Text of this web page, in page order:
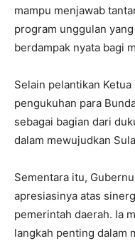
mampu menjawab
program unggulan
berdampak nyata bagi
Selain pelantikan
pengukuhan para
sebagai bagian dari
dalam mewujudkan
Sementara itu,
apresiasinya atas
pemerintah daerah. Ia
langkah penting dalam